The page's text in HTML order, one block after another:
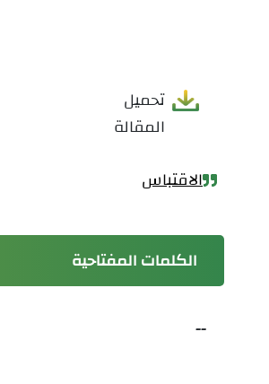
تحميل
المقالة
الاقتباس
الكلمات المفتاحية
--